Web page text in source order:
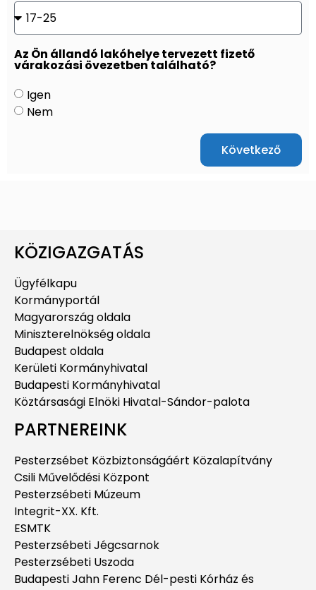
Az Ön állandó lakóhelye tervezett fizető
várakozási övezetben található?
Igen
Nem
Következő
KÖZIGAZGATÁS
Ügyfélkapu
Kormányportál
Magyarország oldala
Miniszterelnökség oldala
Budapest oldala
Kerületi Kormányhivatal
Budapesti Kormányhivatal
Köztársasági Elnöki Hivatal-Sándor-palota
PARTNEREINK
Pesterzsébet Közbiztonságáért Közalapítvány
Csili Művelődési Központ
Pesterzsébeti Múzeum
Integrit-XX. Kft.
ESMTK
Pesterzsébeti Jégcsarnok
Pesterzsébeti Uszoda
Budapesti Jahn Ferenc Dél-pesti Kórház és